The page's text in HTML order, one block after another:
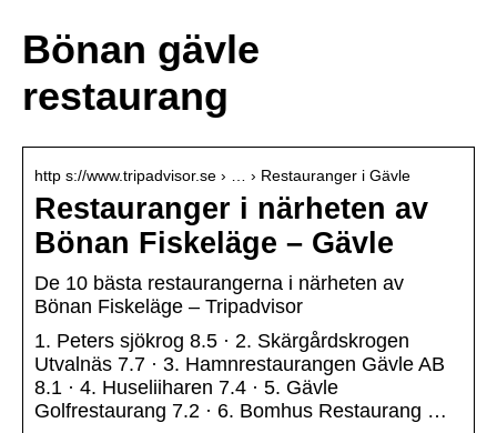
Bönan gävle
restaurang
http s://www.tripadvisor.se › … › Restauranger i Gävle
Restauranger i närheten av
Bönan Fiskeläge – Gävle
De 10 bästa restaurangerna i närheten av
Bönan Fiskeläge – Tripadvisor
1. Peters sjökrog 8.5 · 2. Skärgårdskrogen
Utvalnäs 7.7 · 3. Hamnrestaurangen Gävle AB
8.1 · 4. Huseliiharen 7.4 · 5. Gävle
Golfrestaurang 7.2 · 6. Bomhus Restaurang …